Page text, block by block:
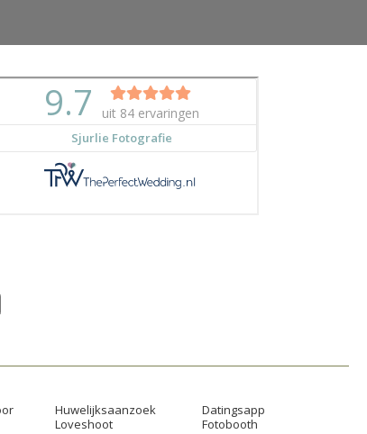
Huwelijksaanzoek
Loveshoot
Datingsapp
Fotobooth